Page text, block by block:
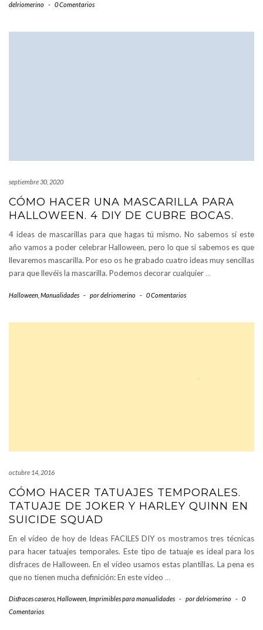
delriomerino - 0 Comentarios
septiembre 30, 2020
CÓMO HACER UNA MASCARILLA PARA
HALLOWEEN. 4 DIY DE CUBRE BOCAS.
4 ideas de mascarillas para que hagas tú mismo. No sabemos si este
año vamos a poder celebrar Halloween, pero lo que si sabemos es que
llevaremos mascarilla. Por eso os he grabado cuatro ideas muy sencillas
para que llevéis la mascarilla. Podemos decorar cualquier …
Halloween Manualidades - pordelriomerino - 0 Comentarios
octubre 14, 2016
CÓMO HACER TATUAJES TEMPORALES.
TATUAJE DE JOKER Y HARLEY QUINN EN
SUICIDE SQUAD
En el vídeo de hoy de Ideas FACILES DIY os mostramos tres técnicas
para hacer tatuajes temporales. Este tipo de tatuaje es ideal para los
disfraces de Halloween. En el vídeo usamos estas plantillas. La pena es
que no tienen mucha definición: En este vídeo …
Disfraces caseros Halloween Imprimibles para manualidades - pordelriomerino -
0
Comentarios